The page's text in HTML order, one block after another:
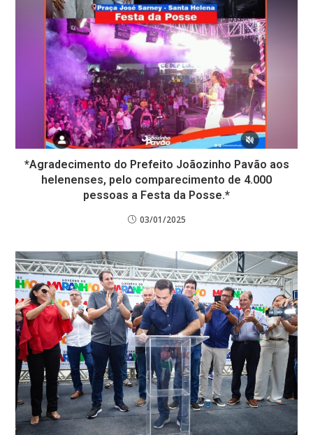
*Agradecimento do Prefeito Joãozinho Pavão aos
helenenses, pelo comparecimento de 4.000
pessoas a Festa da Posse.*
03/01/2025